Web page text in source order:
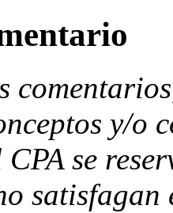
y/o
CPA se
satisfagan